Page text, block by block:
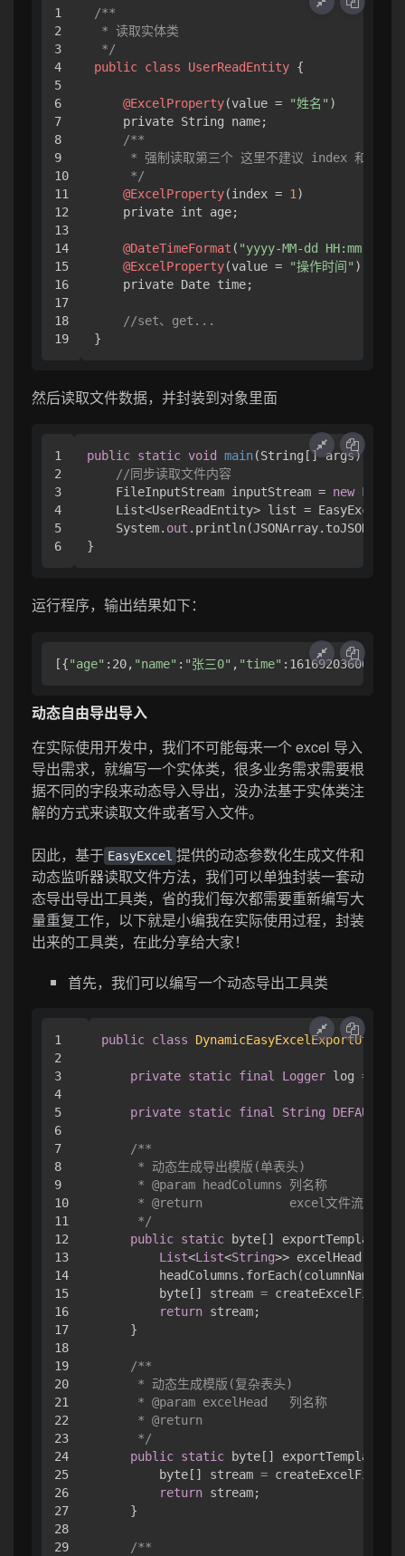
1
2
3
4
5
6
7
8
9
10
11
12
13
14
15
16
17
18
/**
* 读取实体类
*/
public class UserReadEntity {
@ExcelProperty(value = "姓名" )
    private String name;
/**
* 强制读取第三个 这里不建议 index 和
     */
@ExcelProperty(index = 1 )
    private int age;
@DateTimeFormat ( "yyyy-MM-dd HH:mm:ss"
@ExcelProperty(value = "操作时间" )
    private Date time;
//set、get...
}
然后读取文件数据，并封装到对象里面
1
2
3
4
5
public static void main(String[] args)
//同步读取文件内容
    FileInputStream inputStream =
new
List<UserReadEntity> list =
    System.
out
}
运行程序，输出结果如下：
[{"age" :20, "name" : "张三0" , "time" :1616920360000},{
动态自由导出导入
在实际使用开发中，我们不可能每来一个 excel 导入
导出需求，就编写一个实体类，很多业务需求需要根
据不同的字段来动态导入导出，没办法基于实体类注
解的方式来读取文件或者写入文件。
因此，基于 EasyExcel 提供的动态参数化生成文件和
动态监听器读取文件方法，我们可以单独封装一套动
态导出导出工具类，省的我们每次都需要重新编写大
量重复工作，以下就是小编我在实际使用过程，封装
出来的工具类，在此分享给大家！
首先，我们可以编写一个动态导出工具类
1
2
3
4
5
6
7
8
9
10
11
12
13
14
15
16
17
18
19
20
21
22
23
24
25
26
27
28
29
public class DynamicEasyExcelExportUtils
private static final Logger log =
private static final String
/**
     * 动态生成导出模版(单表头)
     * @param headColumns 列名称
     * @return            excel文件流
     */
public static byte[]
List<List<String>> excelHead
headColumns.forEach(columnName ->
        byte[] stream
=
return stream;
    }
/**
     * 动态生成模版(复杂表头)
     * @param excelHead   列名称
     * @return
     */
public static byte[]
        byte[] stream
=
return stream;
    }
/**